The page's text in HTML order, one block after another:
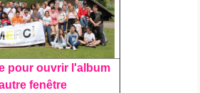
pour ouvrir l'album
fenêtre